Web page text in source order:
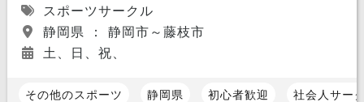
スポーツサークル
静岡県 ： 静岡市～藤枝市
土、日、祝、
その他のスポーツ 静岡県 初心者歓迎 社会人サー